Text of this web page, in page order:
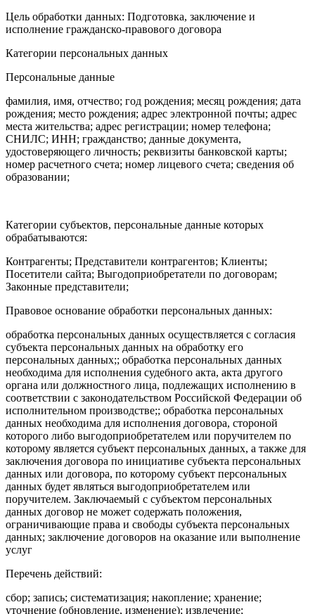
Цель обработки данных: Подготовка, заключение и
исполнение гражданско-правового договора
Категории персональных данных
Персональные данные
фамилия, имя, отчество; год рождения; месяц рождения; дата
рождения; место рождения; адрес электронной почты; адрес
места жительства; адрес регистрации; номер телефона;
СНИЛС; ИНН; гражданство; данные документа,
удостоверяющего личность; реквизиты банковской карты;
номер расчетного счета; номер лицевого счета; сведения об
образовании;
Категории субъектов, персональные данные которых
обрабатываются:
Контрагенты; Представители контрагентов; Клиенты;
Посетители сайта; Выгодоприобретатели по договорам;
Законные представители;
Правовое основание обработки персональных данных:
обработка персональных данных осуществляется с согласия
субъекта персональных данных на обработку его
персональных данных;; обработка персональных данных
необходима для исполнения судебного акта, акта другого
органа или должностного лица, подлежащих исполнению в
соответствии с законодательством Российской Федерации об
исполнительном производстве;; обработка персональных
данных необходима для исполнения договора, стороной
которого либо выгодоприобретателем или поручителем по
которому является субъект персональных данных, а также для
заключения договора по инициативе субъекта персональных
данных или договора, по которому субъект персональных
данных будет являться выгодоприобретателем или
поручителем. Заключаемый с субъектом персональных
данных договор не может содержать положения,
ограничивающие права и свободы субъекта персональных
данных; заключение договоров на оказание или выполнение
услуг
Перечень действий:
сбор; запись; систематизация; накопление; хранение;
уточнение (обновление, изменение); извлечение;